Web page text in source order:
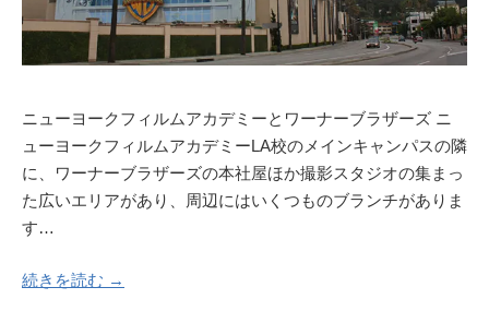
ニューヨークフィルムアカデミーとワーナーブラザーズ ニ
ューヨークフィルムアカデミーLA校のメインキャンパスの隣
に、ワーナーブラザーズの本社屋ほか撮影スタジオの集まっ
た広いエリアがあり、周辺にはいくつものブランチがありま
す…
続きを読む →